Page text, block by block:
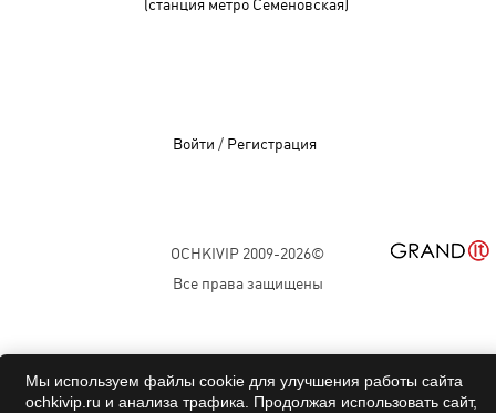
Войти / Регистрация
OCHKIVIP 2009-2026©
Все права защищены
Мы используем файлы cookie для улучшения работы сайта
ochkivip.ru и анализа трафика. Продолжая использовать сайт,